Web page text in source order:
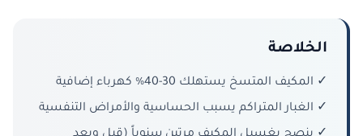
الخلاصة
✓ المكيف المتسخ يستهلك 30-40% كهرباء إضافية
✓ الغبار المتراكم يسبب الحساسية والأمراض التنفسية